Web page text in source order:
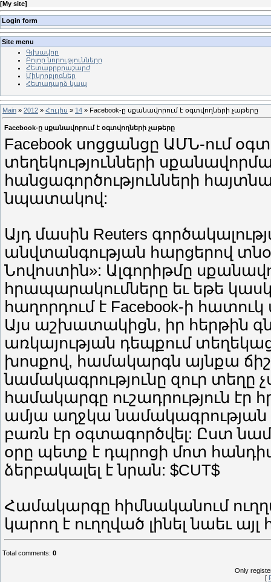
[My site]
Login form
Site menu
Գլխավոր
Բոլոր նորությունները
Հետաքրքրաշարժ
Միկրոբլոգներ
Հետադարձ կապ
Main » 2012 » Հուլիս » 14 » Facebook-ը սքանավորում է օգտվողների չաթերը
Facebook-ը սքանավորում է օգտվողների չաթերը
Facebook սոցցանցը ԱՄՆ-ում
տեղեկությունների
հանցագործությունների
նպատակով:
Այդ մասին Reuters
անվտանգության հարցերով
Նովոստին»: Ալգորիթմը
հրապարակումները եւ եթե
հաղորդում է Facebook-ի
Այս աշխատակիցն, իր հերթին
առկայության դեպքում
խոսքով, համակարգն այնքա
նամակագրությունը զուր տեղը
համակարգը ուշադրություն էր
ամյա աղջկա նամակագրության
բառն էր օգտագործվել: Ըստ
օրը պետք է դպրոցի մոտ
ձերբակալել է նրան: $CUT$
Համակարգը հիմնականում
կարող է ուղղված լինել նաեւ
Total comments: 0
Only
[